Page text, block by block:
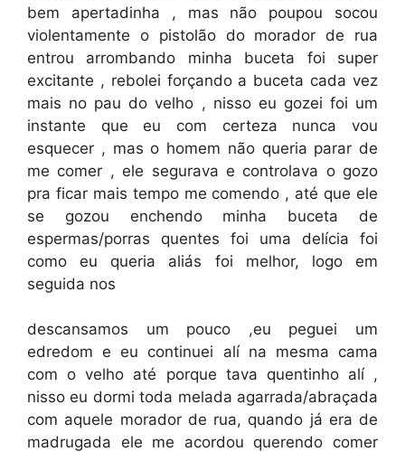
bem apertadinha , mas não poupou socou
violentamente o pistolão do morador de rua
entrou arrombando minha buceta foi super
excitante , rebolei forçando a buceta cada vez
mais no pau do velho , nisso eu gozei foi um
instante que eu com certeza nunca vou
esquecer , mas o homem não queria parar de
me comer , ele segurava e controlava o gozo
pra ficar mais tempo me comendo , até que ele
se gozou enchendo minha buceta de
espermas/porras quentes foi uma delícia foi
como eu queria aliás foi melhor, logo em
seguida nos
descansamos um pouco ,eu peguei um
edredom e eu continuei alí na mesma cama
com o velho até porque tava quentinho alí ,
nisso eu dormi toda melada agarrada/abraçada
com aquele morador de rua, quando já era de
madrugada ele me acordou querendo comer